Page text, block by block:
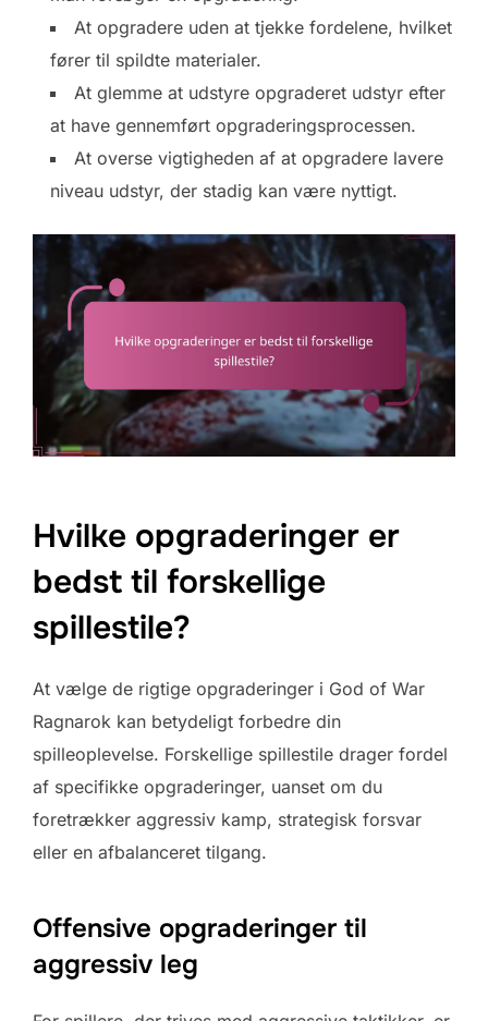
At opgradere uden at tjekke fordelene, hvilket
fører til spildte materialer.
At glemme at udstyre opgraderet udstyr efter
at have gennemført opgraderingsprocessen.
At overse vigtigheden af at opgradere lavere
niveau udstyr, der stadig kan være nyttigt.
Hvilke opgraderinger er
bedst til forskellige
spillestile?
At vælge de rigtige opgraderinger i God of War
Ragnarok kan betydeligt forbedre din
spilleoplevelse. Forskellige spillestile drager fordel
af specifikke opgraderinger, uanset om du
foretrækker aggressiv kamp, strategisk forsvar
eller en afbalanceret tilgang.
Offensive opgraderinger til
aggressiv leg